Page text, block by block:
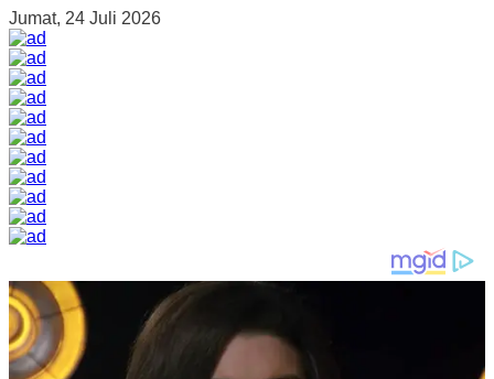
Jumat, 24 Juli 2026